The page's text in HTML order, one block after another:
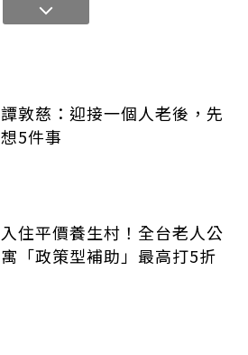
譚敦慈：迎接一個人老後，先
想5件事
入住平價養生村！全台老人公
寓「政策型補助」最高打5折